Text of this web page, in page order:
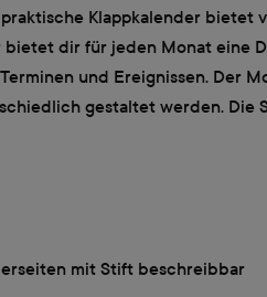
Klappkalender bietet
bietet dir für jeden Monat eine
und Ereignissen. Der
gestaltet werden. Die
mit Stift beschreibbar